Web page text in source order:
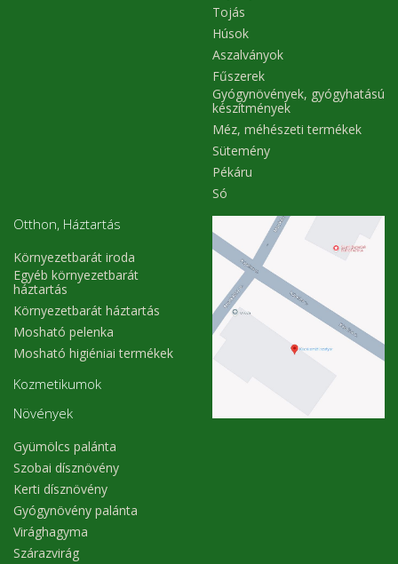
Tojás
Húsok
Aszalványok
Fűszerek
Gyógynövények, gyógyhatású
készítmények
Méz, méhészeti termékek
Sütemény
Pékáru
Só
Otthon, Háztartás
Környezetbarát iroda
Egyéb környezetbarát
háztartás
Környezetbarát háztartás
Mosható pelenka
Mosható higiéniai termékek
Kozmetikumok
Növények
Gyümölcs palánta
Szobai dísznövény
Kerti dísznövény
Gyógynövény palánta
Virághagyma
Szárazvirág